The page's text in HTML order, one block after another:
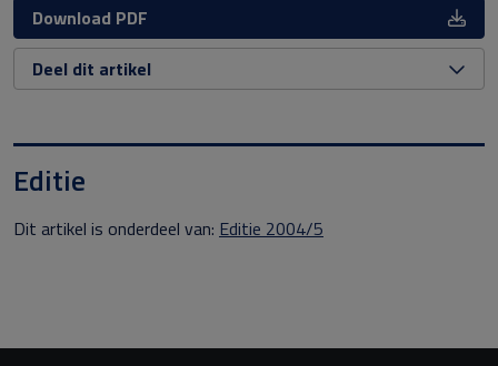
Download PDF
Deel dit artikel
Editie
Dit artikel is onderdeel van: Editie 2004/5